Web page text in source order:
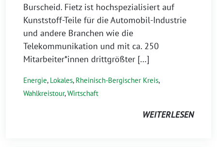
Burscheid. Fietz ist hochspezialisiert auf
Kunststoff-Teile für die Automobil-Industrie
und andere Branchen wie die
Telekommunikation und mit ca. 250
Mitarbeiter*innen drittgrößter […]
Energie, Lokales, Rheinisch-Bergischer Kreis,
Wahlkreistour,Wirtschaft
WEITERLESEN